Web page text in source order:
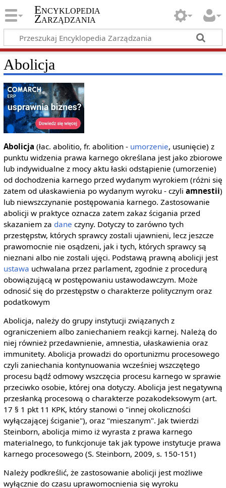
Encyklopedia
Zarządzania
Abolicja
Abolicja (łac. abolitio, fr. abolition - umorzenie, usunięcie) z
punktu widzenia prawa karnego określana jest jako zbiorowe
lub indywidualne z mocy aktu łaski odstąpienie (umorzenie)
od dochodzenia karnego przed wydanym wyrokiem (różni się
zatem od ułaskawienia po wydanym wyroku - czyli amnestii)
lub niewszczynanie postępowania karnego. Zastosowanie
abolicji w praktyce oznacza zatem zakaz ścigania przed
skazaniem za dane czyny. Dotyczy to zarówno tych
przestępstw, których sprawcy zostali ujawnieni, lecz jeszcze
prawomocnie nie osądzeni, jak i tych, których sprawcy są
nieznani albo nie zostali ujęci. Podstawą prawną abolicji jest
ustawa uchwalana przez parlament, zgodnie z procedurą
obowiązującą w postępowaniu ustawodawczym. Może
odnosić się do przestępstw o charakterze politycznym oraz
podatkowym
Abolicja, należy do grupy instytucji związanych z
ograniczeniem albo zaniechaniem reakcji karnej. Należą do
niej również przedawnienie, amnestia, ułaskawienia oraz
immunitety. Abolicja prowadzi do oportunizmu procesowego
czyli zaniechania kontynuowania wcześniej wszczętego
procesu bądź odmowy wszczęcia procesu karnego w sprawie
przeciwko osobie, której ona dotyczy. Abolicja jest negatywną
przesłanką procesową o charakterze pozakodeksowym (art.
17 § 1 pkt 11 KPK, który stanowi o "innej okoliczności
wyłączającej ściganie"), oraz "mieszanym". Jak twierdzi
Steinborn, abolicja mimo iż wyrasta z prawa karnego
materialnego, to funkcjonuje tak jak typowe instytucje prawa
karnego procesowego (S. Steinborn, 2009, s. 150-151)
Należy podkreślić, że zastosowanie abolicji jest możliwe
wyłącznie do czasu uprawomocnienia się wyroku